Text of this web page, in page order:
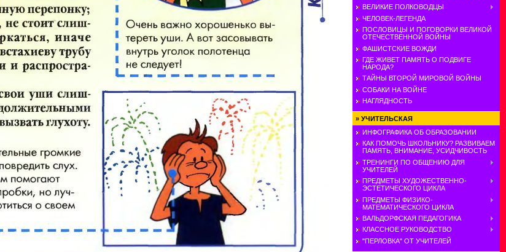
ВЕЛИКИЕ ПОЛКОВОДЦЫ
ЧЕЛОВЕК-ЛЕГЕНДА
ПОСЛОВИЦЫ И ПОГОВОРКИ ВЕЛИКОЙ
ОТЕЧЕСТВЕННОЙ ВОЙНЫ
ФАШИСТСКИЕ ВОЖДИ
ГДЕ ЖИВЕТ ПАМЯТЬ О ПОДВИГЕ
НАРОДА?
ТАЙНЫ ВТОРОЙ МИРОВОЙ ВОЙНЫ
СОБАКИ НА ВОЙНЕ
НАГЛЯДНОСТЬ
» УЧИТЕЛЬСКАЯ
ИНФОГРАФИКА ОБ ОБРАЗОВАНИИ
КАК ПОМОЧЬ ШКОЛЬНИКУ? РАЗВИВАЕМ
ПАМЯТЬ, ВНИМАНИЕ, УСИДЧИВОСТЬ
ТРЕНИНГИ ПО ОБЩЕНИЮ ДЛЯ
УЧИТЕЛЕЙ
ПРЕДМЕТЫ ХУДОЖЕСТВЕННО-
ЭСТЕТИЧЕСКОГО ЦИКЛА
ПРЕДМЕТЫ ФИЗИКО-
МАТЕМАТИЧЕСКОГО ЦИКЛА
ВАЛЬДОРФСКАЯ ПЕДАГОГИКА
КЛАССНОЕ РУКОВОДСТВО
"ПЕРЛОВКА" ОТ УЧИТЕЛЕЙ